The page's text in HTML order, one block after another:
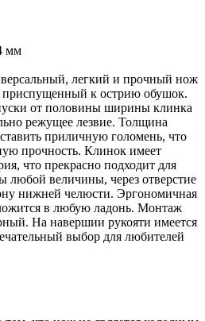
мм
легкий и прочный нож
к острию обушок.
от половины ширины клинка
режущее лезвие. Толщина
приличную голомень, что
прочность. Клинок имеет
что прекрасно подходит для
величины, через отверстие
нижней челюсти. Эргономичная
в любую ладонь. Монтаж
На навершии рукояти имеется
выбор для любителей